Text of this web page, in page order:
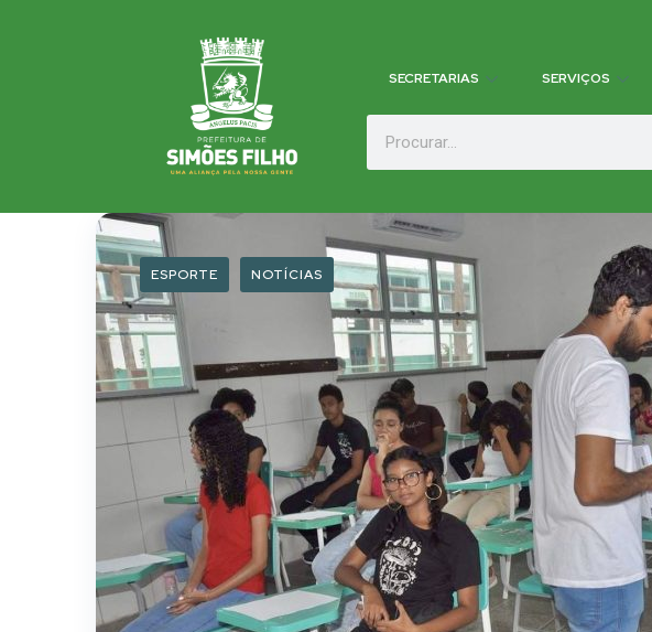
SECRETARIAS SERVIÇOS
ESPORTE NOTÍCIAS